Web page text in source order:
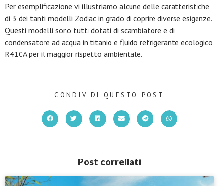
Per esemplificazione vi illustriamo alcune delle caratteristiche
di 3 dei tanti modelli Zodiac in grado di coprire diverse esigenze.
Questi modelli sono tutti dotati di scambiatore e di
condensatore ad acqua in titanio e fluido refrigerante ecologico
R410A per il maggior rispetto ambientale.
CONDIVIDI QUESTO POST
Post correllati